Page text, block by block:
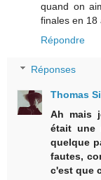
quand on
finales en 18
Répondre
Réponses
Thomas
Ah mais
était une
quelque
fautes,
c'est que